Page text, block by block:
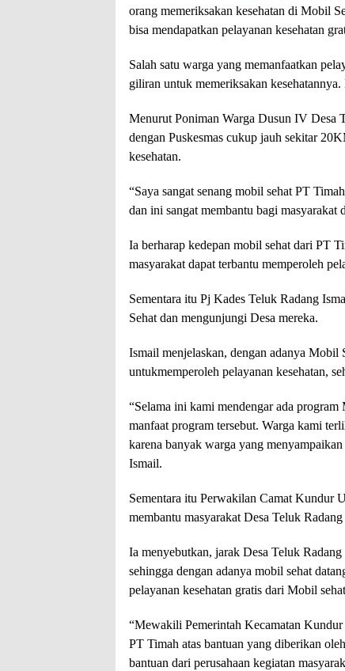
orang memeriksakan kesehatan di Mobil
bisa mendapatkan pelayanan kesehatan
Salah satu warga yang memanfaatkan
giliran untuk memeriksakan
Menurut Poniman Warga Dusun IV Desa
dengan Puskesmas cukup jauh sekitar
kesehatan.
“Saya sangat senang mobil sehat PT
dan ini sangat membantu bagi masyarakat
Ia berharap kedepan mobil sehat dari PT
masyarakat dapat terbantu memperoleh
Sementara itu Pj Kades Teluk Radang
Sehat dan mengunjungi Desa mereka.
Ismail menjelaskan, dengan adanya Mobil
untukmemperoleh pelayanan kesehatan,
“Selama ini kami mendengar ada
manfaat program tersebut. Warga kami
karena banyak warga yang
Ismail.
Sementara itu Perwakilan Camat Kundur
membantu masyarakat Desa Teluk
Ia menyebutkan, jarak Desa Teluk
sehingga dengan adanya mobil sehat
pelayanan kesehatan gratis dari Mobil
“Mewakili Pemerintah Kecamatan Kundur
PT Timah atas bantuan yang diberikan
bantuan dari perusahaan kegiatan